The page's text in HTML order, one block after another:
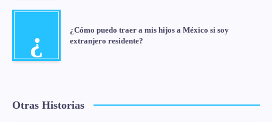
¿
¿Cómo puedo traer a mis hijos a México si soy
extranjero residente?
Otras Historias